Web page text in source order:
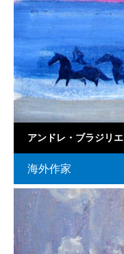
アンドレ・ブラジリエ
海外作家